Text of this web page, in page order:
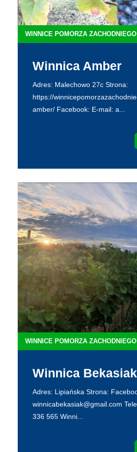
WINNICE POMORZA ZACHODNIEGO
Winnica Amber
Adres: Malechowo 27c Strona:
https://
amber/ Facebook: E-mail: a...
WINNICE POMORZA ZACHODNIEGO
Winnica Bekasiak
Adres: Lipiańska Strona:
winnicabekasiak@gmail.com
336 565 Winni...